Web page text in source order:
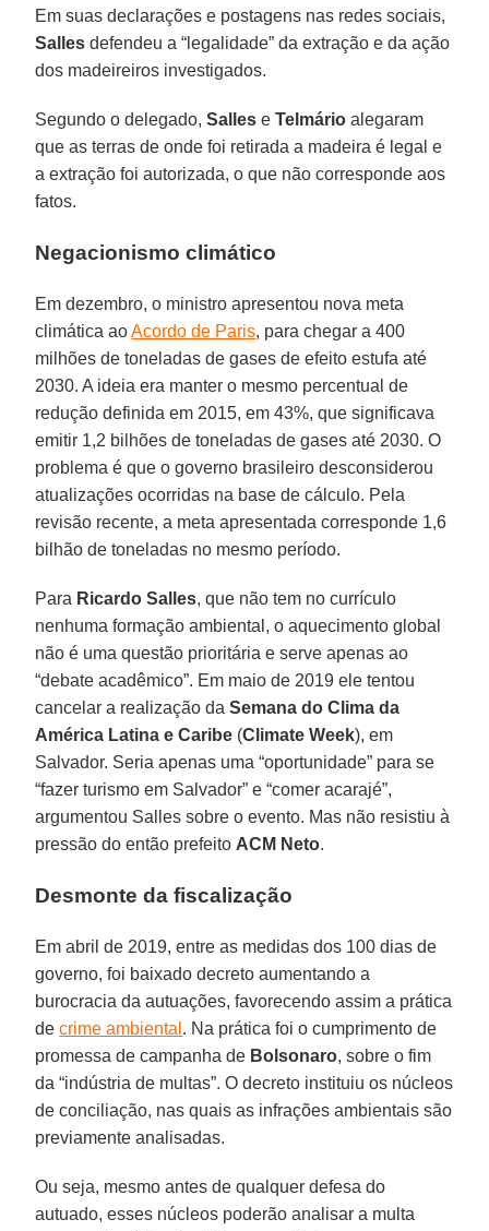
Em suas declarações e postagens nas redes sociais,
Salles defendeu a “legalidade” da extração e da ação
dos madeireiros investigados.
Segundo o delegado,Salles eTelmário alegaram
que as terras de onde foi retirada a madeira é legal e
a extração foi autorizada, o que não corresponde aos
fatos.
Negacionismo climático
Em dezembro, o ministro apresentou nova meta
climática aoAcordo de Paris, para chegar a 400
milhões de toneladas de gases de efeito estufa até
2030. A ideia era manter o mesmo percentual de
redução definida em 2015, em 43%, que significava
emitir 1,2 bilhões de toneladas de gases até 2030. O
problema é que o governo brasileiro desconsiderou
atualizações ocorridas na base de cálculo. Pela
revisão recente, a meta apresentada corresponde 1,6
bilhão de toneladas no mesmo período.
Para Ricardo Salles, que não tem no currículo
nenhuma formação ambiental, o aquecimento global
não é uma questão prioritária e serve apenas ao
“debate acadêmico”. Em maio de 2019 ele tentou
cancelar a realização daSemana do Clima da
América Latina e Caribe (Climate Week), em
Salvador. Seria apenas uma “oportunidade” para se
“fazer turismo em Salvador” e “comer acarajé”,
argumentou Salles sobre o evento. Mas não resistiu à
pressão do então prefeitoACM Neto.
Desmonte da fiscalização
Em abril de 2019, entre as medidas dos 100 dias de
governo, foi baixado decreto aumentando a
burocracia da autuações, favorecendo assim a prática
decrime ambiental . Na prática foi o cumprimento de
promessa de campanha de Bolsonaro, sobre o fim
da “indústria de multas”. O decreto instituiu os núcleos
de conciliação, nas quais as infrações ambientais são
previamente analisadas.
Ou seja, mesmo antes de qualquer defesa do
autuado, esses núcleos poderão analisar a multa